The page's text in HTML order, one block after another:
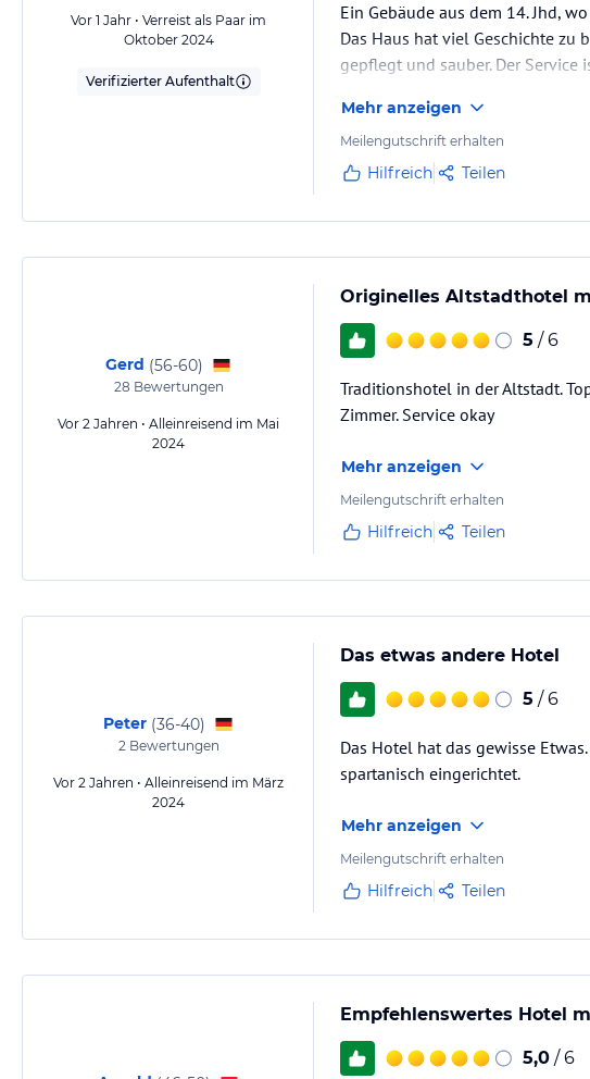
Vor 1 Jahr • Verreist als Paar im
Oktober 2024
Verifizierter Aufenthalt
Ein Gebäude aus dem 14. Jhd,
Das Haus hat viel Geschichte
gepflegt und sauber. Der
Der WLAN-Empfang war nicht
Die Gebäudeaufteilung…
Mehr anzeigen
Meilengutschrift erhalten
Hilfreich Teilen
Gerd (56-60)
28 Bewertungen
Vor 2 Jahren • Alleinreisend im Mai
2024
Originelles Altstadthotel
5 / 6
Traditionshotel in der Altstadt.
Zimmer. Service okay
Mehr anzeigen
Meilengutschrift erhalten
Hilfreich Teilen
Peter (36-40)
2Bewertungen
Vor 2 Jahren • Alleinreisend im März
2024
Das etwas andere Hotel
5 / 6
Das Hotel hat das gewisse
spartanisch eingerichtet.
Mehr anzeigen
Meilengutschrift erhalten
Hilfreich Teilen
Empfehlenswertes Hotel
5,0 / 6